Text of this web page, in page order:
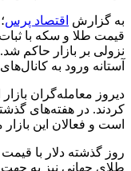
به گزارش اقتصاد پرس
قیمت طلا و سکه با ثبات
نزولی بر بازار حاکم
آستانه ورود به
دیروز معامله‌گران
کردند. در هفته‌های
است و فعالان این
طلای جهانی نیز به جهت